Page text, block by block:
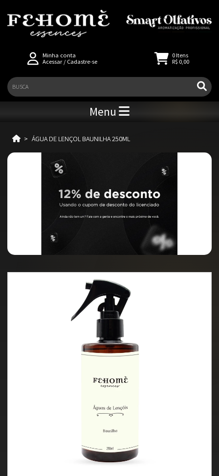
Minha conta
Acessar/ Cadastre-se
0Itens
R$ 0,00
Menu
ÁGUA DE LENÇOL BAUNILHA 250ML